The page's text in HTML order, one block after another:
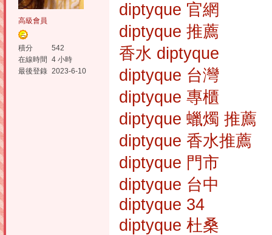
高級會員
積分
542
在線時間
4 小時
最後登錄 2023-6-10
diptyque 官網
diptyque 推薦
香水 diptyque
diptyque 台灣
diptyque 專櫃
diptyque 蠟燭 推薦
diptyque 香水推薦
diptyque 門市
diptyque 台中
diptyque 34
diptyque 杜桑